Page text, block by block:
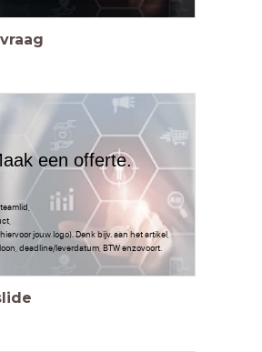
een offerte.
jouw logo). Denk bijv. aan het artikel,
deadline/leverdatum, BTW enzovoort.